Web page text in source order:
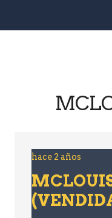
hace 2 años